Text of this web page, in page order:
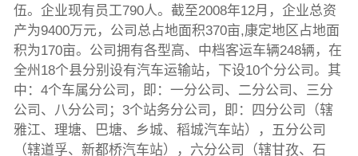
伍。企业现有员工790人。截至2008年12月，企业总资
产为9400万元，公司总占地面积370亩,康定地区占地面
积为170亩。公司拥有各型高、中档客运车辆248辆，在
全州18个县分别设有汽车运输站，下设10个分公司。其
中：4个车属分公司，即：一分公司、二分公司、三分
公司、八分公司；3个站务分公司，即：四分公司（辖
雅江、理塘、巴塘、乡城、稻城汽车站），五分公司
（辖道孚、新都桥汽车站），六分公司（辖甘孜、石